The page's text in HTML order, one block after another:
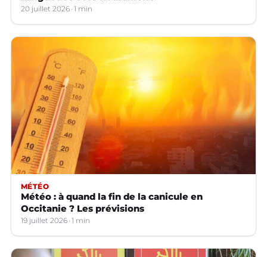
20 juillet 2026 1 min
MÉTÉO
Météo : à quand la fin de la canicule en
Occitanie ? Les prévisions
19 juillet 2026 1 min